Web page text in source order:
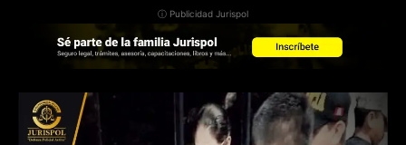
ⓘ Publicidad Jurispol